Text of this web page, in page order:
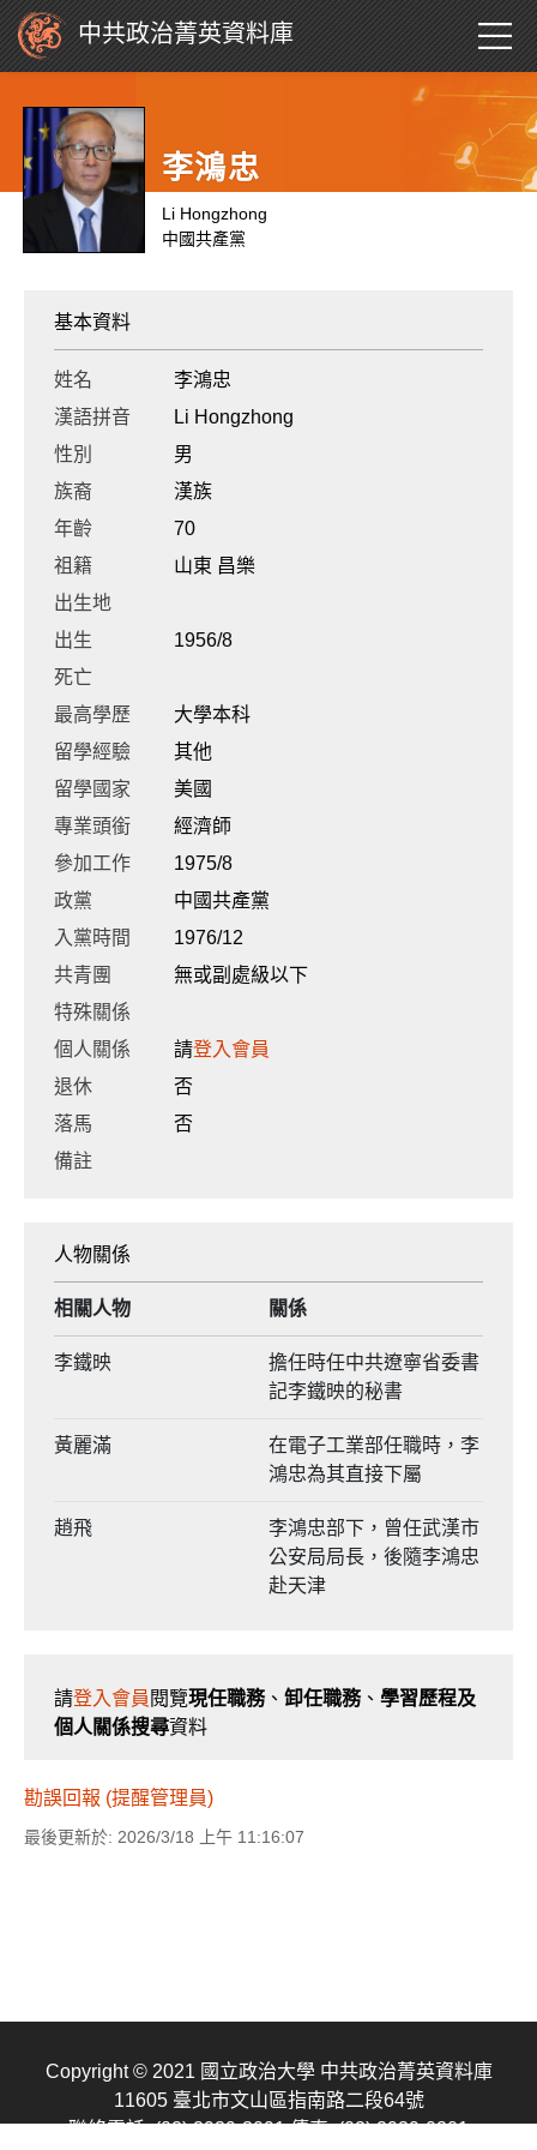
中共政治菁英資料庫
李鴻忠
Li Hongzhong
中國共產黨
基本資料
姓名
李鴻忠
漢語拼音
Li Hongzhong
性別
男
族裔
漢族
年齡
70
祖籍
山東 昌樂
出生地
出生
1956/8
死亡
最高學歷
大學本科
留學經驗
其他
留學國家
美國
專業頭銜
經濟師
參加工作
1975/8
政黨
中國共產黨
入黨時間
1976/12
共青團
無或副處級以下
特殊關係
個人關係
請登入會員
退休
否
落馬
否
備註
人物關係
相關人物 關係
李鐵映
擔任時任中共遼寧省委書
記李鐵映的秘書
黃麗滿
在電子工業部任職時，李
鴻忠為其直接下屬
趙飛
李鴻忠部下，曾任武漢市
公安局局長，後隨李鴻忠
赴天津
請登入會員 閱覽現任職務、 卸任職務、 學習歷程及
個人關係搜尋資料
勘誤回報 (提醒管理員)
最後更新於: 2026/3/18 上午 11:16:07
Copyright © 2021 國立政治大學 中共政治菁英資料庫
11605 臺北市文山區指南路二段64號
聯絡電話: (02) 2939-3091 傳真: (02) 2939-0201